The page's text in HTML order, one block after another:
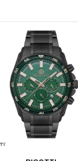
Muški
Kaučuk
Kaučuk
Bijela